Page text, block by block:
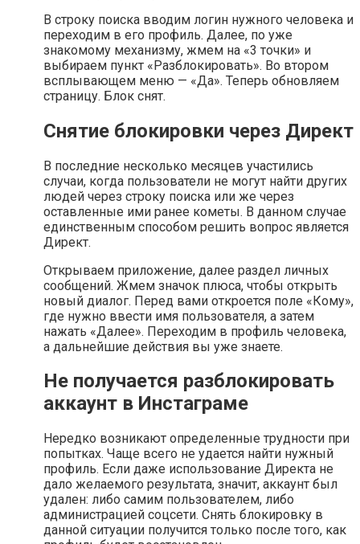
В строку поиска вводим логин нужного человека и
переходим в его профиль. Далее, по уже
знакомому механизму, жмем на «3 точки» и
выбираем пункт «Разблокировать». Во втором
всплывающем меню — «Да». Теперь обновляем
страницу. Блок снят.
Снятие блокировки через Директ
В последние несколько месяцев участились
случаи, когда пользователи не могут найти других
людей через строку поиска или же через
оставленные ими ранее кометы. В данном случае
единственным способом решить вопрос является
Директ.
Открываем приложение, далее раздел личных
сообщений. Жмем значок плюса, чтобы открыть
новый диалог. Перед вами откроется поле «Кому»,
где нужно ввести имя пользователя, а затем
нажать «Далее». Переходим в профиль человека,
а дальнейшие действия вы уже знаете.
Не получается разблокировать
аккаунт в Инстаграме
Нередко возникают определенные трудности при
попытках. Чаще всего не удается найти нужный
профиль. Если даже использование Директа не
дало желаемого результата, значит, аккаунт был
удален: либо самим пользователем, либо
администрацией соцсети. Снять блокировку в
данной ситуации получится только после того, как